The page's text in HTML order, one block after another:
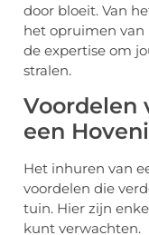
door bloeit. Van
het opruimen van
de expertise om
stralen.
Voordelen
een
Het inhuren van
voordelen die
tuin. Hier zijn
kunt verwachten.